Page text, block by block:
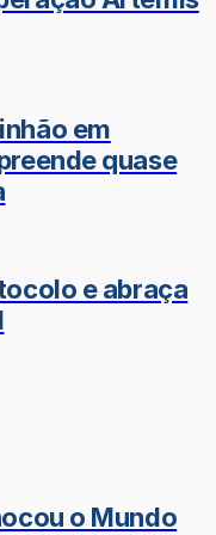
em
quase
e abraça
o Mundo